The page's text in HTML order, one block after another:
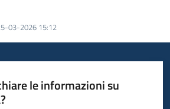
03-2026 15:12
le informazioni su